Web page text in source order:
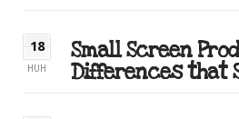
18
HUH
Small Screen
Differences that